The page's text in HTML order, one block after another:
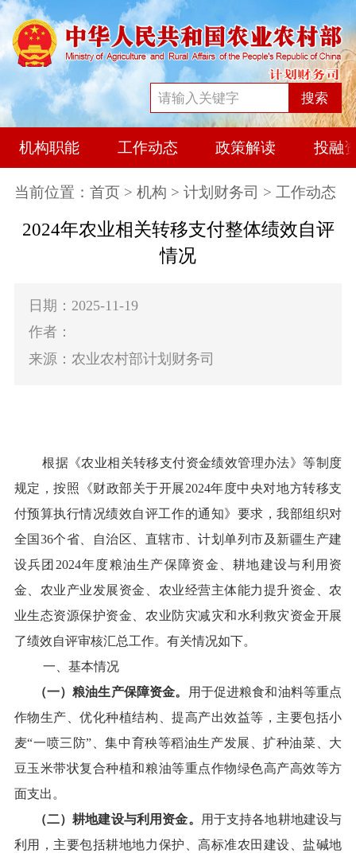
搜索
机构职能 工作动态 政策解读 投融
当前位置： 首页 > 机构 > 计划财务司 > 工作动态
2024年农业相关转移支付整体绩效自评
情况
日期：2025-11-19
作者：
来源：农业农村部计划财务司
根据《农业相关转移支付资金绩效管理办法》等制度
规定，按照《财政部关于开展2024年度中央对地方转移支
付预算执行情况绩效自评工作的通知》要求，我部组织对
全国 36个省、自治区、直辖市、计划单列市及新疆生产建
设兵团 2024年度粮油生产保障资金 、耕地建设与利用资
金
农业产业发展资金 农业经营主体能力提升资金 、农
业生态资源保护资金
农业防灾减灾和水利救灾资金开展
了绩效自评审核汇总工作。有关情况如下。
一、基本情况
（一）粮油生产保障资金。
用于促进粮食和油料等重点
作物生产、优化种植结构、提高产出效益等 ， 主要包括小
麦“一喷三防” 、集中育秧等稻油生产发展 、扩种油菜
大
豆玉米带状复合种植和粮油等重点作物绿色高产高效等方
面支出。
（二）耕地建设与利用资金。
用于支持各地耕地建设与
利用
， 主要包括耕地地力保护、高标准农田建设、盐碱地